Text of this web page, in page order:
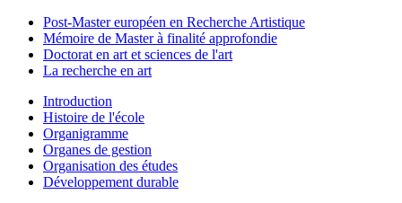
Post-Master européen en Recherche Artistique
Mémoire de Master à finalité approfondie
Doctorat en art et sciences de l'art
La recherche en art
Introduction
Histoire de l'école
Organigramme
Organes de gestion
Organisation des études
Développement durable